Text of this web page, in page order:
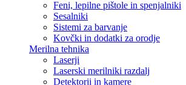
Feni, lepilne pištole in spenjalniki
Sesalniki
Sistemi za barvanje
Kovčki in dodatki za orodje
Merilna tehnika
Laserji
Laserski merilniki razdalj
Detektorji in kamere